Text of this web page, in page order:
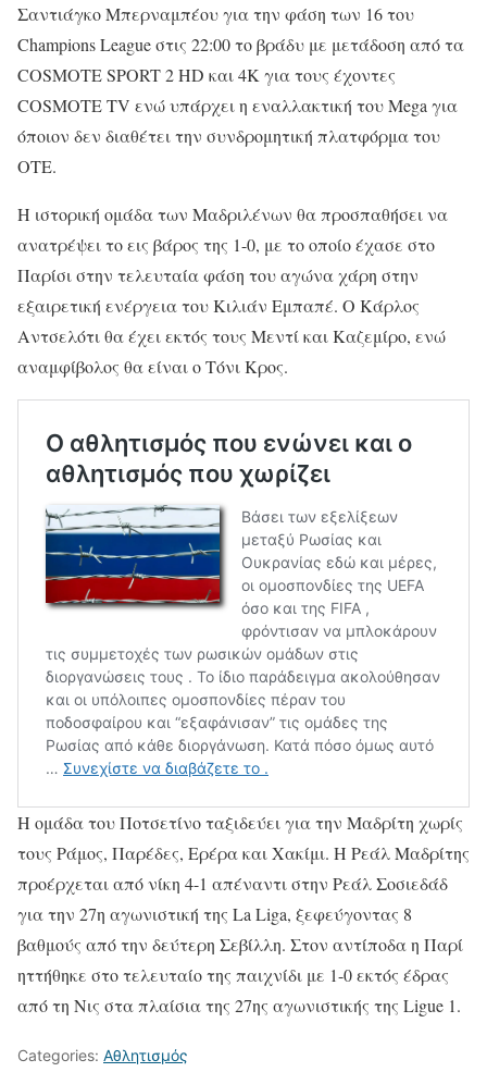
Σαντιάγκο Μπερναμπέου για την φάση των 16 του
Champions League στις 22:00 το βράδυ με μετάδοση από τα
COSMOTE SPORT 2 HD και 4Κ για τους έχοντες
COSMOTE TV ενώ υπάρχει η εναλλακτική του Mega για
όποιον δεν διαθέτει την συνδρομητική πλατφόρμα του
ΟΤΕ.
Η ιστορική ομάδα των Μαδριλένων θα προσπαθήσει να
ανατρέψει το εις βάρος της 1-0, με το οποίο έχασε στο
Παρίσι στην τελευταία φάση του αγώνα χάρη στην
εξαιρετική ενέργεια του Κιλιάν Εμπαπέ. Ο Κάρλος
Αντσελότι θα έχει εκτός τους Μεντί και Καζεμίρο, ενώ
αναμφίβολος θα είναι ο Τόνι Κρος.
Η ομάδα του Ποτσετίνο ταξιδεύει για την Μαδρίτη χωρίς
τους Ράμος, Παρέδες, Ερέρα και Χακίμι. Η Ρεάλ Μαδρίτης
προέρχεται από νίκη 4-1 απέναντι στην Ρεάλ Σοσιεδάδ
για την 27η αγωνιστική της La Liga, ξεφεύγοντας 8
βαθμούς από την δεύτερη Σεβίλλη. Στον αντίποδα η Παρί
ηττήθηκε στο τελευταίο της παιχνίδι με 1-0 εκτός έδρας
από τη Νις στα πλαίσια της 27ης αγωνιστικής της Ligue 1.
Categories: Αθλητισμός